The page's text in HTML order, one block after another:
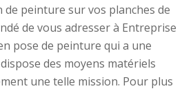
peinture sur vos planches de
de vous adresser à Entreprise
pose de peinture qui a une
des moyens matériels
une telle mission. Pour plus